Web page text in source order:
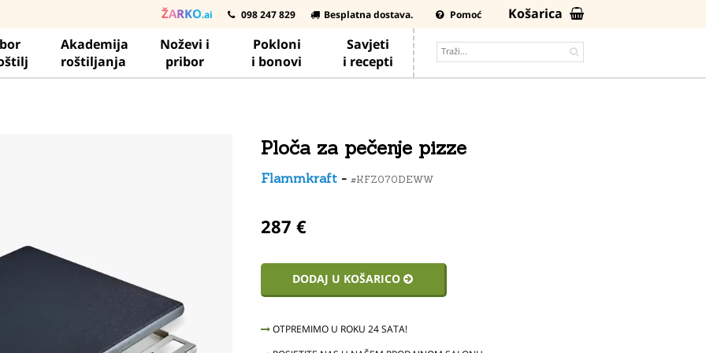
ŽARKO.ai 098 247 829 Besplatna dostava. Pomoć
Košarica
Akademija
roštiljanja
Noževi i
pribor
Pokloni
i bonovi
Savjeti
i recepti
Ploča za pečenje pizze
Flammkraft- #KFZ070DEWW
287 €
DODAJ U KOŠARICO
OTPREMIMO U ROKU 24 SATA!